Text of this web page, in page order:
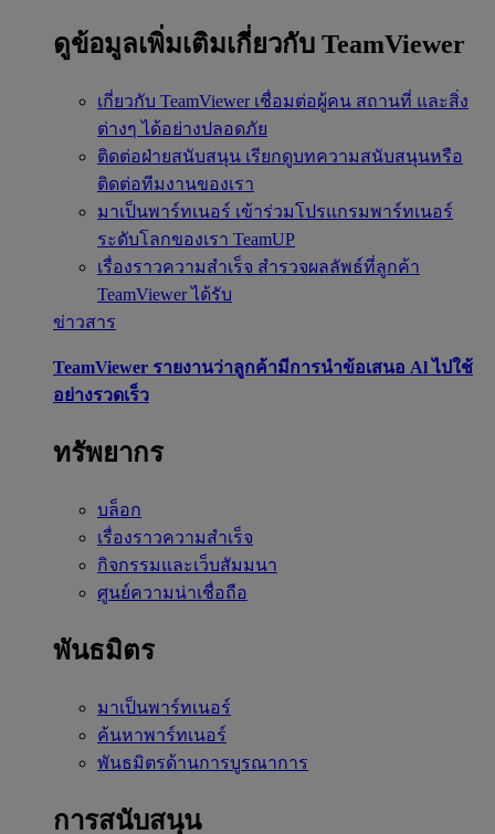
ดูข้อมูลเพิ่มเติมเกี่ยวกับ TeamViewer
เกี่ยวกับ TeamViewer เชื่อมต่อผู้คน สถานที่ และสิ่ง
ต่างๆ ได้อย่างปลอดภัย
ติดต่อฝ่ายสนับสนุน เรียกดูบทความสนับสนุนหรือ
ติดต่อทีมงานของเรา
มาเป็นพาร์ทเนอร์ เข้าร่วมโปรแกรมพาร์ทเนอร์
ระดับโลกของเรา TeamUP
เรื่องราวความสำเร็จ สำรวจผลลัพธ์ที่ลูกค้า
TeamViewer ได้รับ
ข่าวสาร
TeamViewer รายงานว่าลูกค้ามีการนำข้อเสนอ Al ไปใช้
อย่างรวดเร็ว
ทรัพยากร
บล็อก
เรื่องราวความสำเร็จ
กิจกรรมและเว็บสัมมนา
ศูนย์ความน่าเชื่อถือ
พันธมิตร
มาเป็นพาร์ทเนอร์
ค้นหาพาร์ทเนอร์
พันธมิตรด้านการบูรณาการ
การสนับสนุน